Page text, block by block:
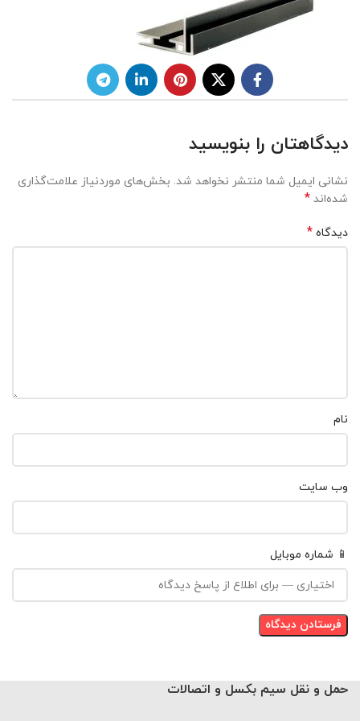
دیدگاهتان را بنویسید
نشانی ایمیل شما منتشر نخواهد شد. بخش‌های موردنیاز علامت‌گذاری
شده‌اند *
دیدگاه *
نام
وب‌ سایت
📱 شماره موبایل
حمل و نقل سیم بکسل و اتصالات